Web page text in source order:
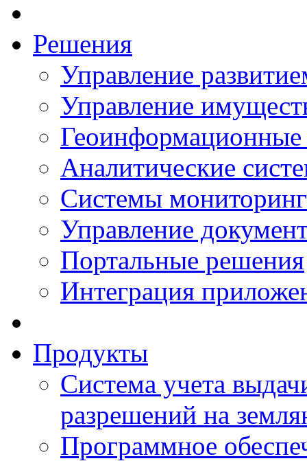
Решения
Управление
Управление
Аналитические
Системы
Управление
Портальные решения
Интеграция
Продукты
Система учета
разрешений на
Программное